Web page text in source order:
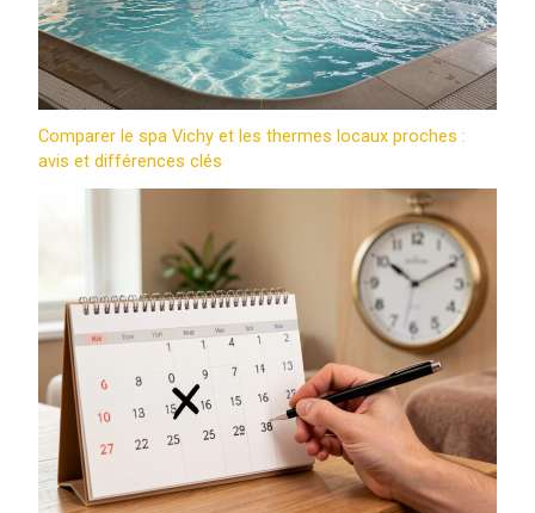
Comparer le spa Vichy et les thermes locaux proches :
avis et différences clés